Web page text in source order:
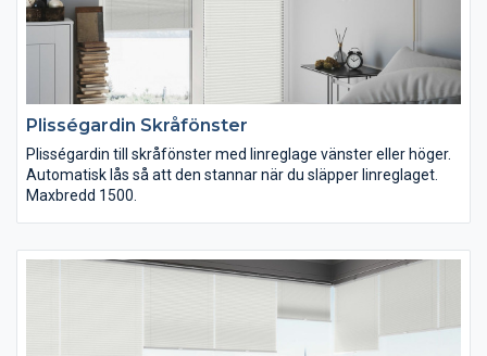
Plisségardin Skråfönster
Plisségardin till skråfönster med linreglage vänster eller höger.
Automatisk lås så att den stannar när du släpper linreglaget.
Maxbredd 1500.